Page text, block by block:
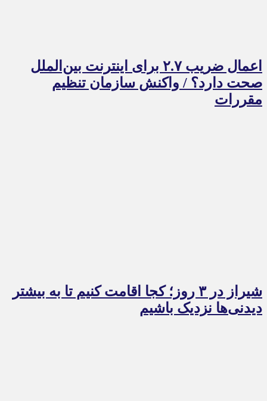
اعمال ضریب ۲.۷ برای اینترنت بین‌الملل
صحت دارد؟ / واکنش سازمان تنظیم
مقررات
شیراز در ۳ روز؛ کجا اقامت کنیم تا به بیشتر
دیدنی‌ها نزدیک باشیم